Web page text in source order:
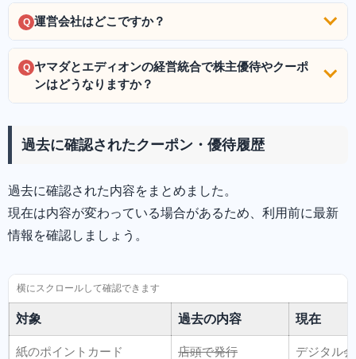
Q 運営会社はどこですか？
Q ヤマダとエディオンの経営統合で株主優待やクーポ
ンはどうなりますか？
過去に確認されたクーポン・優待履歴
過去に確認された内容をまとめました。
現在は内容が変わっている場合があるため、利用前に最新
情報を確認しましょう。
対象 過去の内容 現在
紙のポイントカード 店頭で発行 デジタル